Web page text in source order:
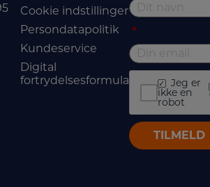
Cookie indstillinger
Persondatapolitik
Kundeservice
Digital
fortrydelsesformular
*
Jeg er
ikke en
robot